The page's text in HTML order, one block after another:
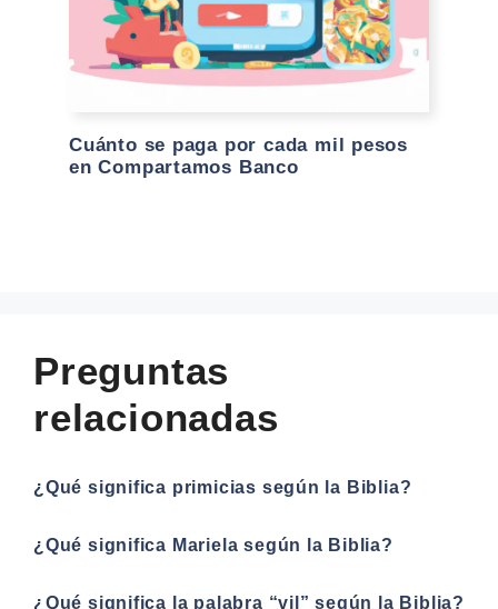
Cuánto se paga por cada mil pesos
en Compartamos Banco
Preguntas
relacionadas
¿Qué significa primicias según la Biblia?
¿Qué significa Mariela según la Biblia?
¿Qué significa la palabra “vil” según la Biblia?